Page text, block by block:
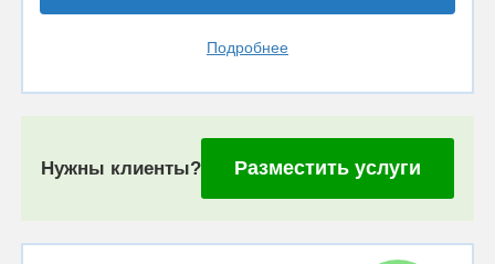
Подробнее
Нужны клиенты? Разместить услуги